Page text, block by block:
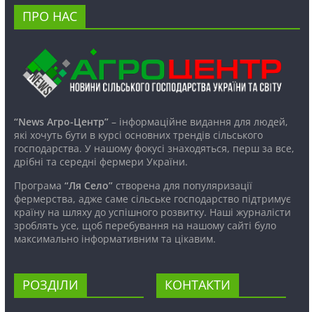
ПРО НАС
“News Агро-Центр”– інформаційне видання для людей,
які хочуть бути в курсі основних трендів сільського
господарства. У нашому фокусі знаходяться, перш за все,
дрібні та середні фермери України.
Програма “Ля Село”створена для популяризації
фермерства, адже саме сільське господарство підтримує
країну на шляху до успішного розвитку. Наші журналісти
зроблять усе, щоб перебування на нашому сайті було
максимально інформативним та цікавим.
РОЗДІЛИ КОНТАКТИ